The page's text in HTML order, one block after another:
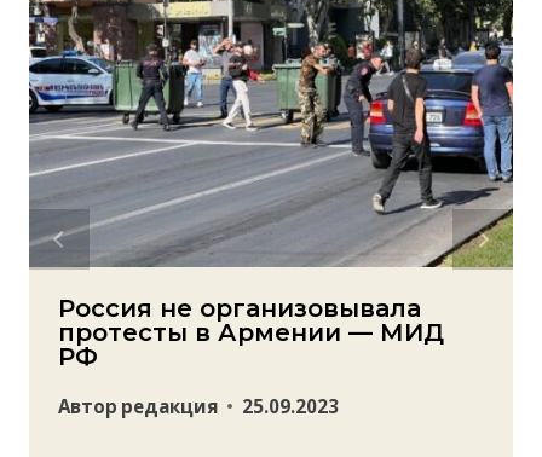
Россия не организовывала
протесты в Армении — МИД
РФ
Автор редакция 25.09.2023